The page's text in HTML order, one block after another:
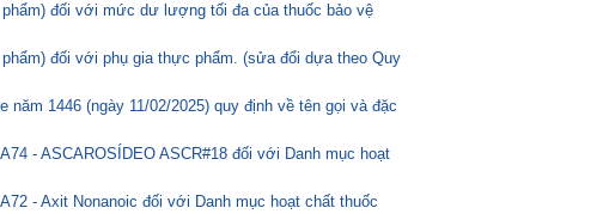
đối với mức dư lượng tối đa của thuốc bảo vệ
đối với phụ gia thực phẩm. (sửa đổi dựa theo Quy
1446 (ngày 11/02/2025) quy định về tên gọi và đặc
- ASCAROSÍDEO ASCR#18 đối với Danh mục hoạt
- Axit Nonanoic đối với Danh mục hoạt chất thuốc